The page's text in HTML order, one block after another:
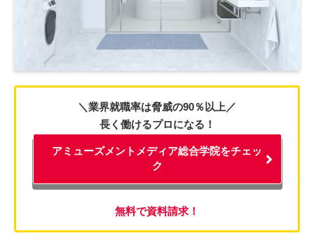
＼業界就職率は脅威の90％以上／
長く働けるプロになる！
アミューズメントメディア総合学院をチェッ
ク
無料で資料請求！